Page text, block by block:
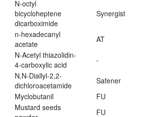
N-octyl
bicycloheptene
dicarboximide
Synergist
n-hexadecanyl
acetate
AT
N-Acetyl thiazolidin-
4-carboxylic acid
-
N,N-Diallyl-2,2-
dichloroacetamide
Safener
Myclobutanil
FU
Mustard seeds
FU